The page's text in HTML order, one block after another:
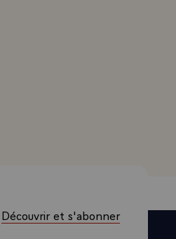
DE M. VALERY GISCARD
Découvrir et s'abonner